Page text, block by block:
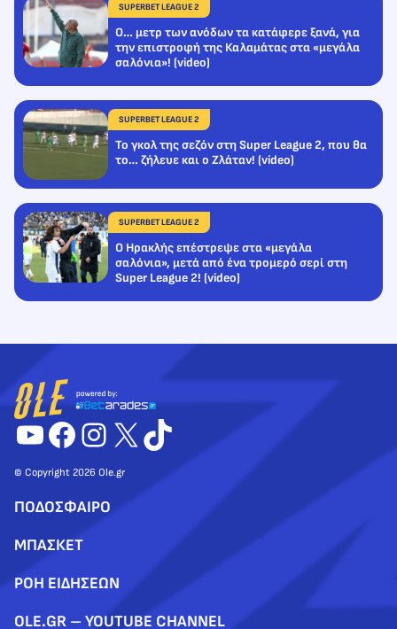
SUPERBET LEAGUE 2
Ο… μετρ των ανόδων τα κατάφερε ξανά, για
την επιστροφή της Καλαμάτας στα «μεγάλα
σαλόνια»! (video)
SUPERBET LEAGUE 2
Το γκολ της σεζόν στη Super League 2, που θα
το… ζήλευε και ο Ζλάταν! (video)
SUPERBET LEAGUE 2
Ο Ηρακλής επέστρεψε στα «μεγάλα
σαλόνια», μετά από ένα τρομερό σερί στη
Super League 2! (video)
YouTube
Facebook
Instagram
X TikTok
© Copyright 2026 Ole.gr
ΠΟΔΟΣΦΑΙΡΟ
ΜΠΑΣΚΕΤ
ΡΟΗ ΕΙΔΗΣΕΩΝ
OLE.GR – YOUTUBE CHANNEL